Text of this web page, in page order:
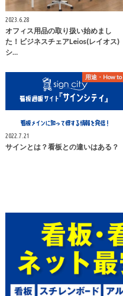
2023.6.28
オフィス用品の取り扱い始めまし
た！ビジネスチェアLeios(レイオス)
シ…
用途・How to
2022.7.21
サインとは？看板との違いはある？